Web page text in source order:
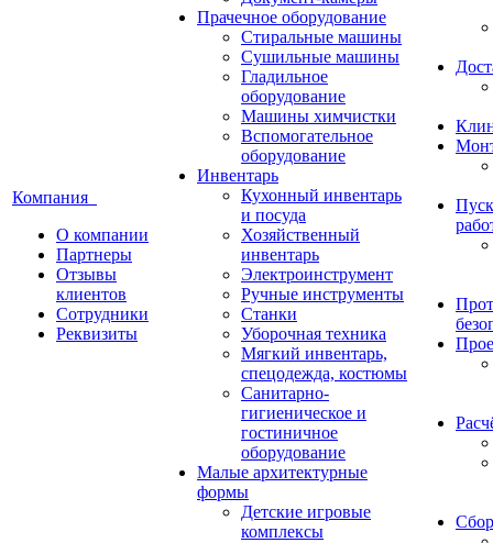
Компания
О компании
Партнеры
Отзывы
клиентов
Сотрудники
Реквизиты
Прачечное оборудование
Стиральные машины
Сушильные машины
Гладильное
оборудование
Машины химчистки
Вспомогательное
оборудование
Инвентарь
Кухонный инвентарь
и посуда
Хозяйственный
инвентарь
Электроинструмент
Ручные инструменты
Станки
Уборочная техника
Мягкий инвентарь,
спецодежда, костюмы
Санитарно-
гигиеническое и
гостиничное
оборудование
Малые архитектурные
формы
Детские игровые
комплексы